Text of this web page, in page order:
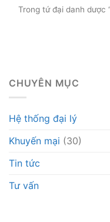
Trong tứ đại danh dược
CHUYÊN MỤC
Hệ thống đại lý
Khuyến mại (30)
Tin tức
Tư vấn